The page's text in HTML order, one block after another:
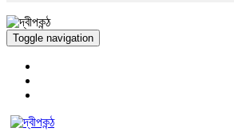
Toggle navigation